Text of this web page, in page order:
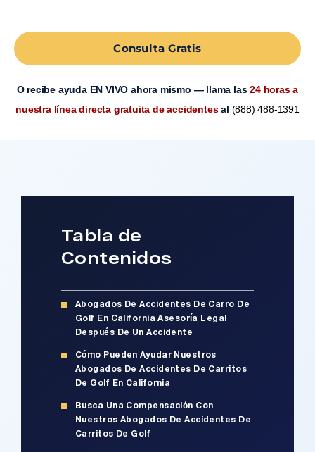
Consulta Gratis
O recibe ayuda EN VIVO ahora mismo — llama las24 horas a
nuestra línea directa gratuita de accidentesal (888) 488-1391
Tabla de
Contenidos
Abogados De Accidentes De Carro De
Golf En California ​​ Asesoría Legal
Después De Un Accidente
Cómo Pueden Ayudar Nuestros
Abogados De Accidentes De Carritos
De Golf En California
Busca Una Compensación Con
Nuestros Abogados De Accidentes De
Carritos De Golf